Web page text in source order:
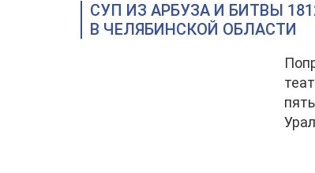
СУП ИЗ АРБУЗА И БИТВЫ
В ЧЕЛЯБИНСКОЙ ОБЛАСТИ